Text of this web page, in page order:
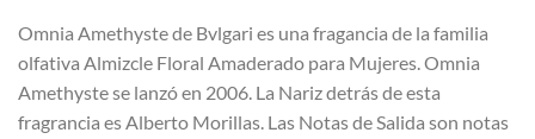
Omnia Amethyste de Bvlgari es una fragancia de la familia
olfativa Almizcle Floral Amaderado para Mujeres. Omnia
Amethyste se lanzó en 2006. La Nariz detrás de esta
fragrancia es Alberto Morillas. Las Notas de Salida son notas